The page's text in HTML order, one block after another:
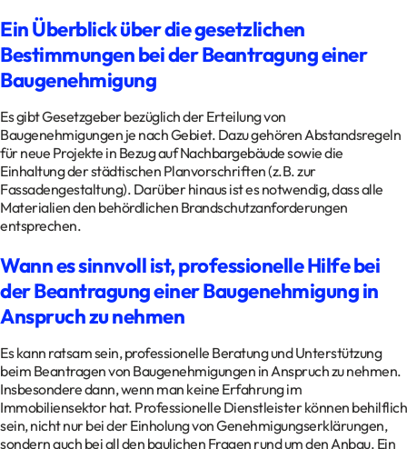
Ein Überblick über die gesetzlichen
Bestimmungen bei der Beantragung einer
Baugenehmigung
Es gibt Gesetzgeber bezüglich der Erteilung von
Baugenehmigungen je nach Gebiet. Dazu gehören Abstandsregeln
für neue Projekte in Bezug auf Nachbargebäude sowie die
Einhaltung der städtischen Planvorschriften (z.B. zur
Fassadengestaltung). Darüber hinaus ist es notwendig, dass alle
Materialien den behördlichen Brandschutzanforderungen
entsprechen.
Wann es sinnvoll ist, professionelle Hilfe bei
der Beantragung einer Baugenehmigung in
Anspruch zu nehmen
Es kann ratsam sein, professionelle Beratung und Unterstützung
beim Beantragen von Baugenehmigungen in Anspruch zu nehmen.
Insbesondere dann, wenn man keine Erfahrung im
Immobiliensektor hat. Professionelle Dienstleister können behilflich
sein, nicht nur bei der Einholung von Genehmigungserklärungen,
sondern auch bei all den baulichen Fragen rund um den Anbau. Ein